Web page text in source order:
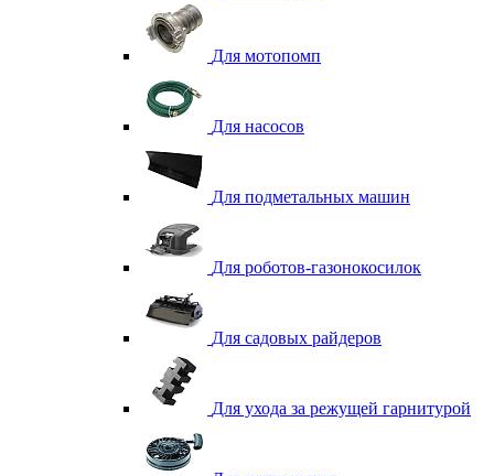
Для мотопомп
Для насосов
Для подметальных машин
Для роботов-газонокосилок
Для садовых райдеров
Для ухода за режущей гарнитурой